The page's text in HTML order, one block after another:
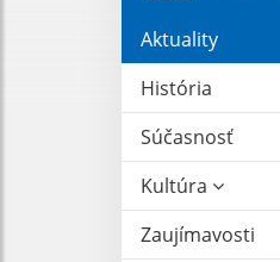
Aktuality
História
Súčasnosť
Kultúra
Zaujímavosti